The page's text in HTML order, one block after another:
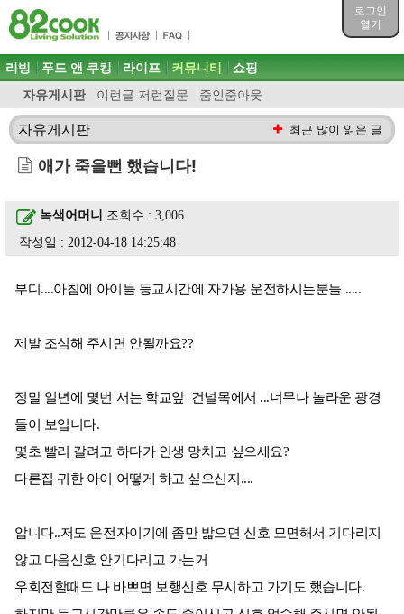
로그인
열기
목차
주메뉴 바로가기
컨텐츠 바로가기
검색 바로가기
로그인 바로가기
주메뉴
리빙 푸드 앤 쿠킹 라이프 커뮤니티
자유게시판 이런글 저런질문 줌인줌아웃
쇼핑
자유게시판 최근 많이 읽은 글
애가 죽을뻔 했습니다!
녹색어머니 조회수 : 3,006
작성일 : 2012-04-18 14:25:48
부디....아침에 아이들 등교시간에 자가용 운전하시는분들 .....
제발 조심해 주시면 안될까요??
정말 일년에 몇번 서는 학교앞 건널목에서 ...너무나 놀라운 광경
들이 보입니다.
몇초 빨리 갈려고 하다가 인생 망치고 싶으세요?
다른집 귀한 아이 어떻게 하고 싶으신지....
압니다..저도 운전자이기에 좀만 밟으면 신호 모면해서 기다리지
않고 다음신호 안기다리고 가는거
우회전할때도 나 바쁘면 보행신호 무시하고 가기도 했습니다.